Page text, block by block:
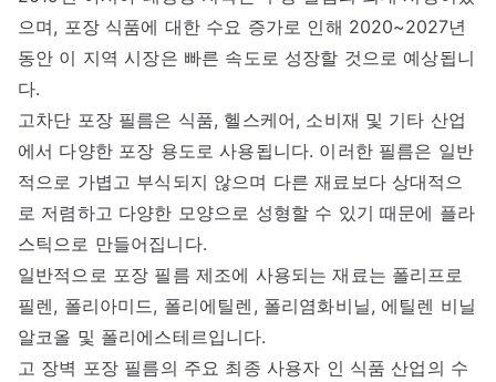
으며, 포장 식품에 대한 수요 증가로 인해 2020~2027년
동안 이 지역 시장은 빠른 속도로 성장할 것으로 예상됩니
다.
고차단 포장 필름은 식품, 헬스케어, 소비재 및 기타 산업
에서 다양한 포장 용도로 사용됩니다. 이러한 필름은 일반
적으로 가볍고 부식되지 않으며 다른 재료보다 상대적으
로 저렴하고 다양한 모양으로 성형할 수 있기 때문에 플라
스틱으로 만들어집니다.
일반적으로 포장 필름 제조에 사용되는 재료는 폴리프로
필렌, 폴리아미드, 폴리에틸렌, 폴리염화비닐, 에틸렌 비닐
알코올 및 폴리에스테르입니다.
고 장벽 포장 필름의 주요 최종 사용자 인 식품 산업의 수